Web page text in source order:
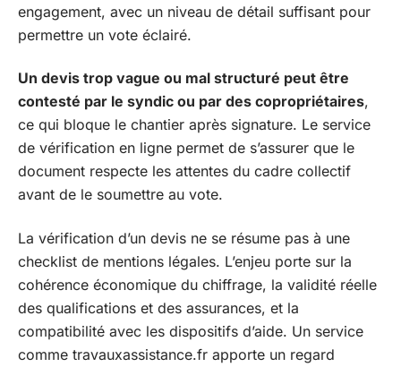
engagement, avec un niveau de détail suffisant pour
permettre un vote éclairé.
Un devis trop vague ou mal structuré peut être
contesté par le syndic ou par des copropriétaires,
ce qui bloque le chantier après signature. Le service
de vérification en ligne permet de s’assurer que le
document respecte les attentes du cadre collectif
avant de le soumettre au vote.
La vérification d’un devis ne se résume pas à une
checklist de mentions légales. L’enjeu porte sur la
cohérence économique du chiffrage, la validité réelle
des qualifications et des assurances, et la
compatibilité avec les dispositifs d’aide. Un service
comme travauxassistance.fr apporte un regard